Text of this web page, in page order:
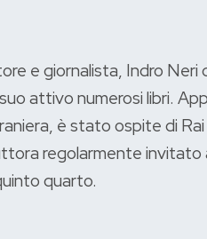
e giornalista, Indro Neri
attivo numerosi libri.
è stato ospite di
regolarmente invitato
quarto.